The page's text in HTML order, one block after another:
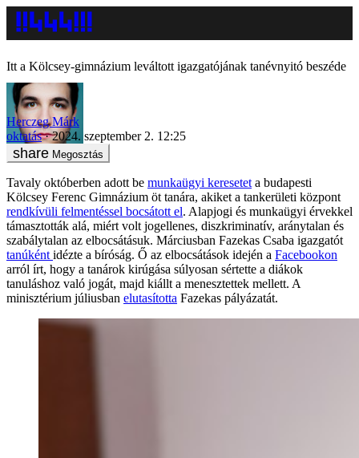
Itt a Kölcsey-gimnázium leváltott igazgatójának tanévnyitó beszéde
Herczeg Márk
oktatás
2024. szeptember 2. 12:25
Megosztás
Tavaly októberben adott be munkaügyi keresetet a budapesti
Kölcsey Ferenc Gimnázium öt tanára, akiket a tankerületi központ
rendkívüli felmentéssel bocsátott el. Alapjogi és munkaügyi érvekkel
támasztották alá, miért volt jogellenes, diszkriminatív, aránytalan és
szabálytalan az elbocsátásuk. Márciusban Fazekas Csaba igazgatót
tanúként idézte a bíróság. Ő az elbocsátások idején a Facebookon
arról írt, hogy a tanárok kirúgása súlyosan sértette a diákok
tanuláshoz való jogát, majd kiállt a menesztettek mellett. A
minisztérium júliusban elutasította Fazekas pályázatát.